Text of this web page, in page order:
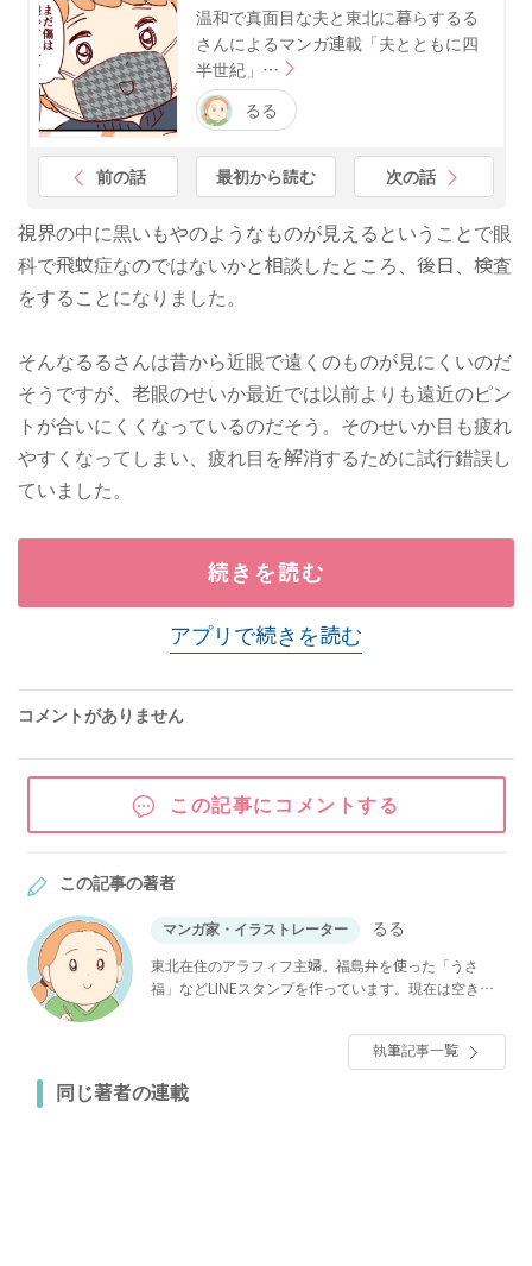
温和で真面目な夫と東北に暮らするる
さんによるマンガ連載「夫とともに四
半世紀」…
るる
前の話 最初から読む 次の話
視界の中に黒いもやのようなものが見えるということで眼
科で飛蚊症なのではないかと相談したところ、後日、検査
をすることになりました。
そんなるるさんは昔から近眼で遠くのものが見にくいのだ
そうですが、老眼のせいか最近では以前よりも遠近のピン
トが合いにくくなっているのだそう。そのせいか目も疲れ
やすくなってしまい、疲れ目を解消するために試行錯誤し
ていました。
続きを読む
アプリで続きを読む
コメントがありません
この記事にコメントする
この記事の著者
マンガ家・イラストレーター るる
東北在住のアラフィフ主婦。福島弁を使った「うさ
福」などLINEスタンプを作っています。現在は空き家
執筆記事一覧
同じ著者の連載